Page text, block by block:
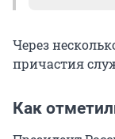
призри в
услыши и
и погубити
Через
причастия
Как